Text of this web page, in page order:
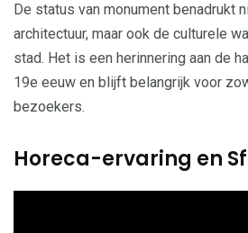
De status van monument benadrukt
architectuur, maar ook de culturele
stad. Het is een herinnering aan de
19e eeuw en blijft belangrijk voor
bezoekers.
Horeca-ervaring en